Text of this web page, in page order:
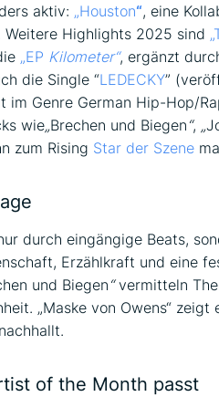
aktiv: „Houston“, eine
Weitere Highlights 2025 sind
„EP Kilometer“, ergänzt
die Single “LEDECKY”
Genre German Hip-Hop/
wie„Brechen und Biegen“, „
zum Rising Star der Szene
durch eingängige Beats,
Erzählkraft und eine
und Biegen“vermitteln
„Maske von Owens“ zeigt
of the Month passt